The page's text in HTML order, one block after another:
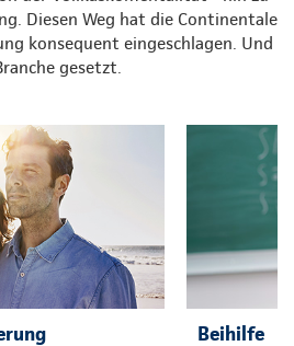
Diesen Weg hat die Continentale
konsequent eingeschlagen. Und
gesetzt.
Beihilfe